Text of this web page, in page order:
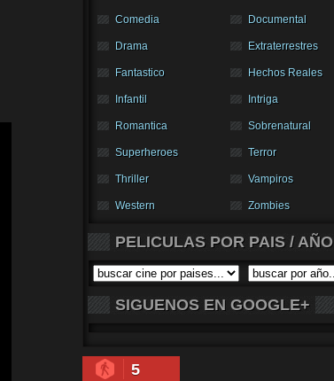
Comedia Documental
Drama Extraterrestres
Fantastico Hechos Reales
Infantil Intriga
Romantica Sobrenatural
Superheroes Terror
Thriller Vampiros
Western Zombies
PELICULAS POR PAIS / AÑO
SIGUENOS EN GOOGLE+
5